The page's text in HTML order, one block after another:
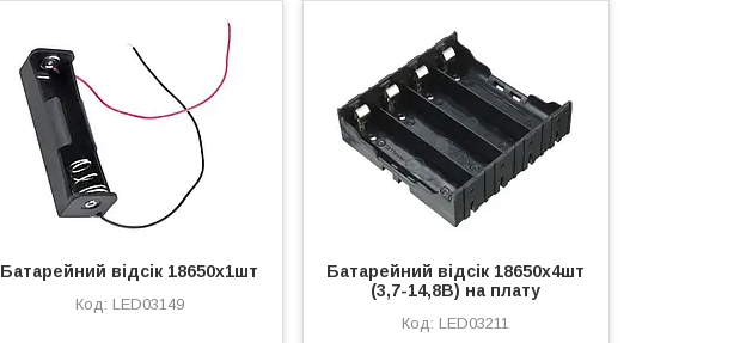
Батарейний відсік 18650х1шт
LED03149
Батарейний відсік 18650x4шт
(3,7-14,8В) на плату
LED03211